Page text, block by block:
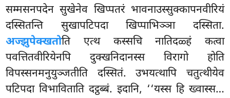
सम्मसनपदेन सुखेनेव खिप्पतरं भावनाउस्सुक्कापनवीरियं
दस्सितन्ति सुखापटिपदा खिप्पाभिञ्ञा दस्सिता.
अज्झुपेक्खतोति एत्थ कस्सचि नातिदळ्हं कत्वा
पवत्तितवीरियेनपि दुक्खनिदानस्स विरागो होति
विपस्सनमनुयुञ्जतीति दस्सितं. उभयत्थापि चतुत्थीयेव
पटिपदा विभाविताति दट्ठब्बं. इदानि, ‘‘यस्स हि ख्वास्स…